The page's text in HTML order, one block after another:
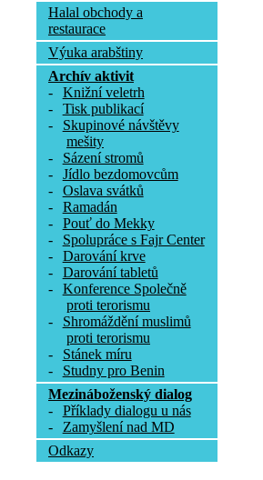
Halal obchody a
restaurace
Výuka arabštiny
Archív aktivit
-
Knižní veletrh
-
Tisk publikací
-
Skupinové návštěvy
mešity
-
Sázení stromů
-
Jídlo bezdomovcům
-
Oslava svátků
-
Ramadán
-
Pouť do Mekky
-
Spolupráce s Fajr Center
-
Darování krve
-
Darování tabletů
-
Konference Společně
proti terorismu
-
Shromáždění muslimů
proti terorismu
-
Stánek míru
-
Studny pro Benin
Mezináboženský dialog
-
Příklady dialogu u nás
-
Zamyšlení nad MD
Odkazy